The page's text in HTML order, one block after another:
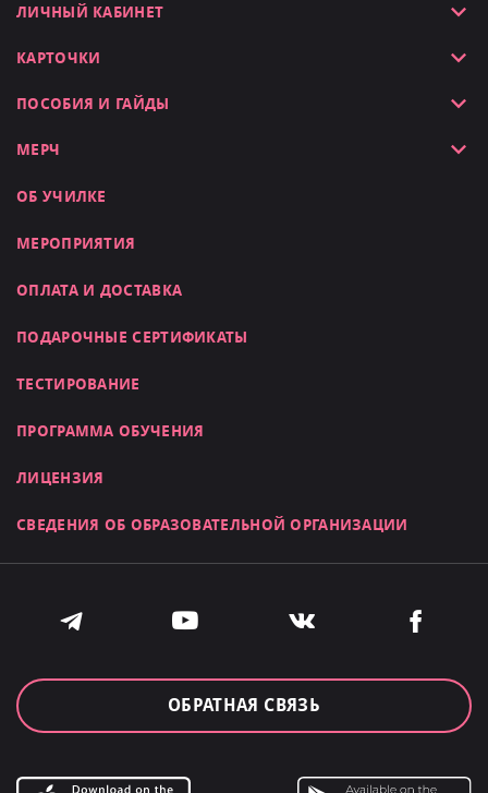
ЛИЧНЫЙ КАБИНЕТ
КАРТОЧКИ
ПОСОБИЯ И ГАЙДЫ
МЕРЧ
ОБ УЧИЛКЕ
МЕРОПРИЯТИЯ
ОПЛАТА И ДОСТАВКА
ПОДАРОЧНЫЕ СЕРТИФИКАТЫ
ТЕСТИРОВАНИЕ
ПРОГРАММА ОБУЧЕНИЯ
ЛИЦЕНЗИЯ
СВЕДЕНИЯ ОБ ОБРАЗОВАТЕЛЬНОЙ ОРГАНИЗАЦИИ
ОБРАТНАЯ СВЯЗЬ